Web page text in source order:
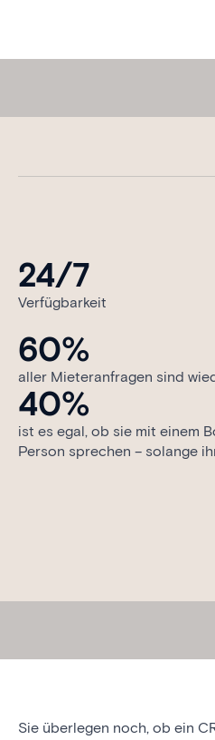
7
24/
Verfügbarkeit
60%
aller Mieteranfragen sind
40%
ist es egal, ob sie mit einem
Person sprechen – solange
Sie überlegen noch, ob ein